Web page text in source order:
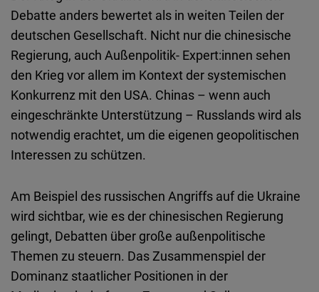
Debatte anders bewertet als in weiten Teilen der
deutschen Gesellschaft. Nicht nur die chinesische
Regierung, auch Außenpolitik- Expert:innen sehen
den Krieg vor allem im Kontext der systemischen
Konkurrenz mit den USA. Chinas – wenn auch
eingeschränkte Unterstützung – Russlands wird als
notwendig erachtet, um die eigenen geopolitischen
Interessen zu schützen.
Am Beispiel des russischen Angriffs auf die Ukraine
wird sichtbar, wie es der chinesischen Regierung
gelingt, Debatten über große außenpolitische
Themen zu steuern. Das Zusammenspiel der
Dominanz staatlicher Positionen in der